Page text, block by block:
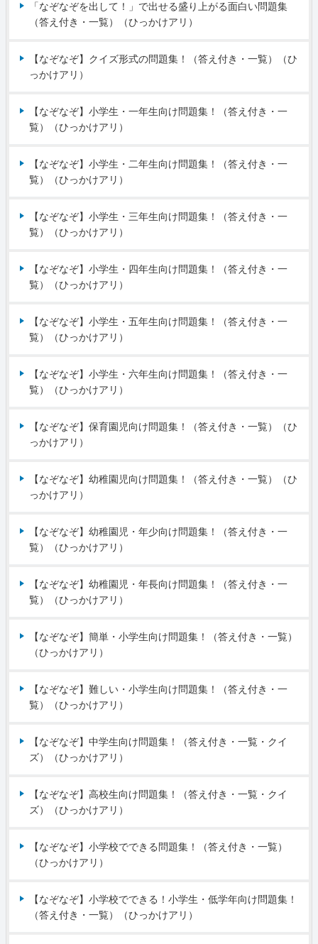
「なぞなぞを出して！」で出せる盛り上がる面白い問題集
（答え付き・一覧）（ひっかけアリ）
【なぞなぞ】クイズ形式の問題集！（答え付き・一覧）（ひ
っかけアリ）
【なぞなぞ】小学生・一年生向け問題集！（答え付き・一
覧）（ひっかけアリ）
【なぞなぞ】小学生・二年生向け問題集！（答え付き・一
覧）（ひっかけアリ）
【なぞなぞ】小学生・三年生向け問題集！（答え付き・一
覧）（ひっかけアリ）
【なぞなぞ】小学生・四年生向け問題集！（答え付き・一
覧）（ひっかけアリ）
【なぞなぞ】小学生・五年生向け問題集！（答え付き・一
覧）（ひっかけアリ）
【なぞなぞ】小学生・六年生向け問題集！（答え付き・一
覧）（ひっかけアリ）
【なぞなぞ】保育園児向け問題集！（答え付き・一覧）（ひ
っかけアリ）
【なぞなぞ】幼稚園児向け問題集！（答え付き・一覧）（ひ
っかけアリ）
【なぞなぞ】幼稚園児・年少向け問題集！（答え付き・一
覧）（ひっかけアリ）
【なぞなぞ】幼稚園児・年長向け問題集！（答え付き・一
覧）（ひっかけアリ）
【なぞなぞ】簡単・小学生向け問題集！（答え付き・一覧）
（ひっかけアリ）
【なぞなぞ】難しい・小学生向け問題集！（答え付き・一
覧）（ひっかけアリ）
【なぞなぞ】中学生向け問題集！（答え付き・一覧・クイ
ズ）（ひっかけアリ）
【なぞなぞ】高校生向け問題集！（答え付き・一覧・クイ
ズ）（ひっかけアリ）
【なぞなぞ】小学校でできる問題集！（答え付き・一覧）
（ひっかけアリ）
【なぞなぞ】小学校でできる！小学生・低学年向け問題集！
（答え付き・一覧）（ひっかけアリ）